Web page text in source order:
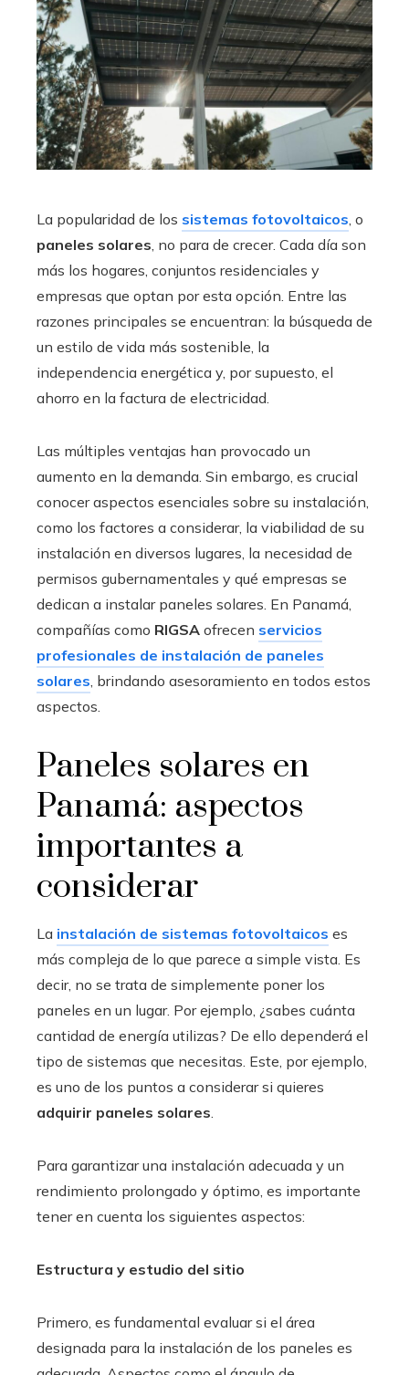
La popularidad de los sistemas fotovoltaicos , o
paneles solares , no para de crecer. Cada día son
más los hogares, conjuntos residenciales y
empresas que optan por esta opción. Entre las
razones principales se encuentran: la búsqueda de
un estilo de vida más sostenible, la
independencia energética y, por supuesto, el
ahorro en la factura de electricidad.
Las múltiples ventajas han provocado un
aumento en la demanda. Sin embargo, es crucial
conocer aspectos esenciales sobre su instalación,
como los factores a considerar, la viabilidad de su
instalación en diversos lugares, la necesidad de
permisos gubernamentales y qué empresas se
dedican a instalar paneles solares. En Panamá,
compañías como RIGSA ofrecen servicios
profesionales de instalación de paneles
solares , brindando asesoramiento en todos estos
aspectos.
Paneles solares en
Panamá: aspectos
importantes a
considerar
La instalación de sistemas fotovoltaicos es
más compleja de lo que parece a simple vista. Es
decir, no se trata de simplemente poner los
paneles en un lugar. Por ejemplo, ¿sabes cuánta
cantidad de energía utilizas? De ello dependerá el
tipo de sistemas que necesitas. Este, por ejemplo,
es uno de los puntos a considerar si quieres
adquirir paneles solares
Para garantizar una instalación adecuada y un
rendimiento prolongado y óptimo, es importante
tener en cuenta los siguientes aspectos:
Estructura y estudio del sitio
Primero, es fundamental evaluar si el área
designada para la instalación de los paneles es